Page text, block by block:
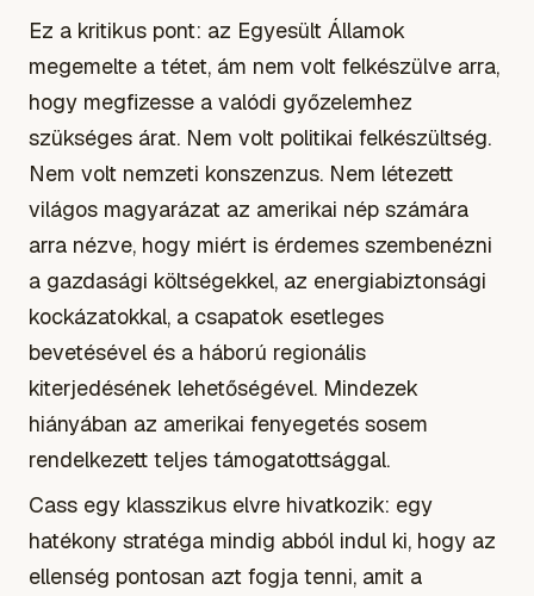
Ez a kritikus pont: az Egyesült Államok
megemelte a tétet, ám nem volt felkészülve arra,
hogy megfizesse a valódi győzelemhez
szükséges árat. Nem volt politikai felkészültség.
Nem volt nemzeti konszenzus. Nem létezett
világos magyarázat az amerikai nép számára
arra nézve, hogy miért is érdemes szembenézni
a gazdasági költségekkel, az energiabiztonsági
kockázatokkal, a csapatok esetleges
bevetésével és a háború regionális
kiterjedésének lehetőségével. Mindezek
hiányában az amerikai fenyegetés sosem
rendelkezett teljes támogatottsággal.
Cass egy klasszikus elvre hivatkozik: egy
hatékony stratéga mindig abból indul ki, hogy az
ellenség pontosan azt fogja tenni, amit a